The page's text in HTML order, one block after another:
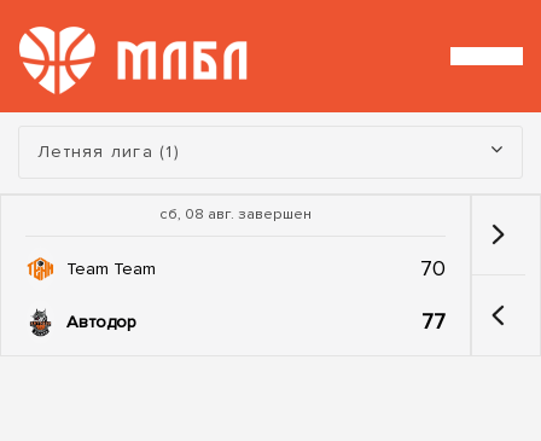
Турнир:
Летняя лига (1)
сб, 08 авг. завершен
Team Team 70
Автодор 77